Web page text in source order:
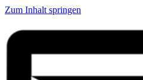
Zum Inhalt springen